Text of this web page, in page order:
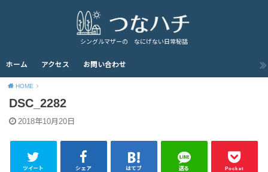
シングルマザーの なにげない日常秘話
ホーム アクセス お問い合わせ
HOME
DSC_2282
2018年10月20日
ツイート シェア はてブ 送る Pocket